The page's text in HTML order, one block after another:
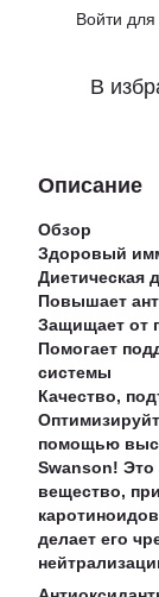
Войти для
В
Описание
Обзор
Здоровый
Диетическая
Повышает
Защищает от
Помогает
системы
Качество,
помощью
Swanson! Это
вещество,
делает его